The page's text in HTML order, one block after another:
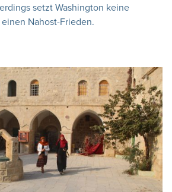
setzt Washington keine
Nahost-Frieden.